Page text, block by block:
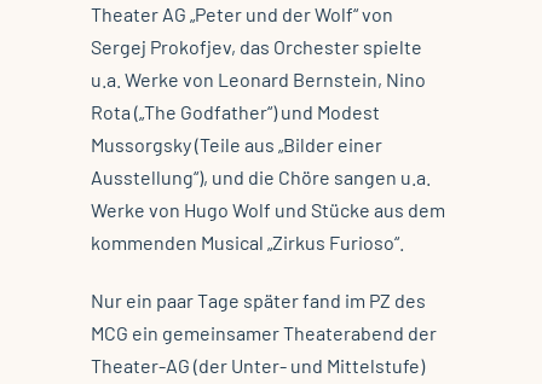
Theater AG „Peter und der Wolf“ von
Sergej Prokofjev, das Orchester spielte
u.a. Werke von Leonard Bernstein, Nino
Rota („The Godfather“) und Modest
Mussorgsky (Teile aus „Bilder einer
Ausstellung“), und die Chöre sangen u.a.
Werke von Hugo Wolf und Stücke aus dem
kommenden Musical „Zirkus Furioso“.
Nur ein paar Tage später fand im PZ des
MCG ein gemeinsamer Theaterabend der
Theater-AG (der Unter- und Mittelstufe)